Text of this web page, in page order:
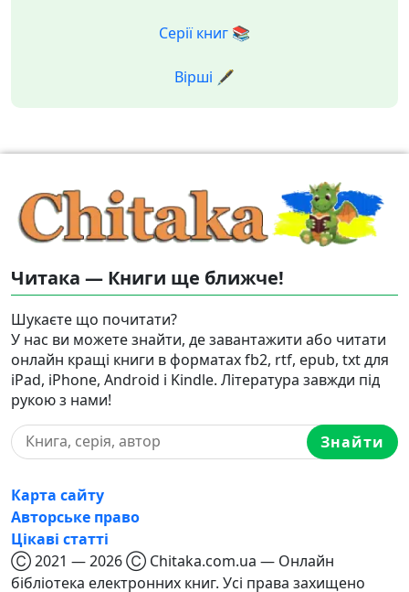
Серії книг 📚
Вірші 🖋️
Читака — Книги ще ближче!
Шукаєте що почитати?
У нас ви можете знайти, де завантажити або читати
онлайн кращі книги в форматах fb2, rtf, epub, txt для
iPad, iPhone, Android і Kindle. Література завжди під
рукою з нами!
Знайти
Карта сайту
Авторське право
Цікаві статті
Ⓒ 2021 — 2026 Ⓒ Chitaka.com.ua — Онлайн
бібліотека електронних книг. Усі права захищено